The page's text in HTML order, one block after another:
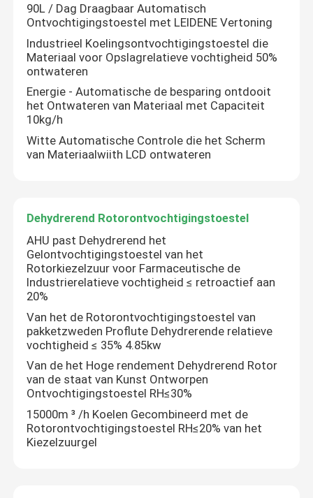
90L / Dag Draagbaar Automatisch
Ontvochtigingstoestel met LEIDENE Vertoning
Industrieel Koelingsontvochtigingstoestel die
Materiaal voor Opslagrelatieve vochtigheid 50%
ontwateren
Energie - Automatische de besparing ontdooit
het Ontwateren van Materiaal met Capaciteit
10kg/h
Witte Automatische Controle die het Scherm
van Materiaalwiith LCD ontwateren
Dehydrerend Rotorontvochtigingstoestel
AHU past Dehydrerend het
Gelontvochtigingstoestel van het
Rotorkiezelzuur voor Farmaceutische de
Industrierelatieve vochtigheid ≤ retroactief aan
20%
Van het de Rotorontvochtigingstoestel van
pakketzweden Proflute Dehydrerende relatieve
vochtigheid ≤ 35% 4.85kw
Van de het Hoge rendement Dehydrerend Rotor
van de staat van Kunst Ontworpen
Ontvochtigingstoestel RH≤30%
15000m ³ /h Koelen Gecombineerd met de
Rotorontvochtigingstoestel RH≤20% van het
Kiezelzuurgel